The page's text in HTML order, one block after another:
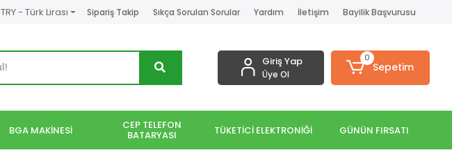
TRY - Türk Lirası Sipariş Takip Sıkça Sorulan Sorular Yardım İletişim Bayilik Başvurusu
Giriş Yap
Üye Ol
0
Sepetim
BGA MAKİNESİ CEP TELEFON
BATARYASI TÜKETİCİ ELEKTRONİĞİ GÜNÜN FIRSATI